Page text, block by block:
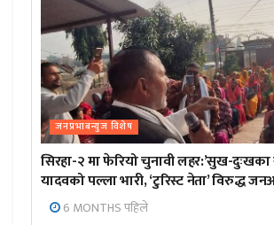
जनप्रभाबन्युज विशेष
सिरहा-२ मा फेरियो चुनावी लहर:’सुख-दुःखका
यादवको पल्ला भारी, ‘टुरिस्ट नेता’ विरुद्ध
6 MONTHS पहिले